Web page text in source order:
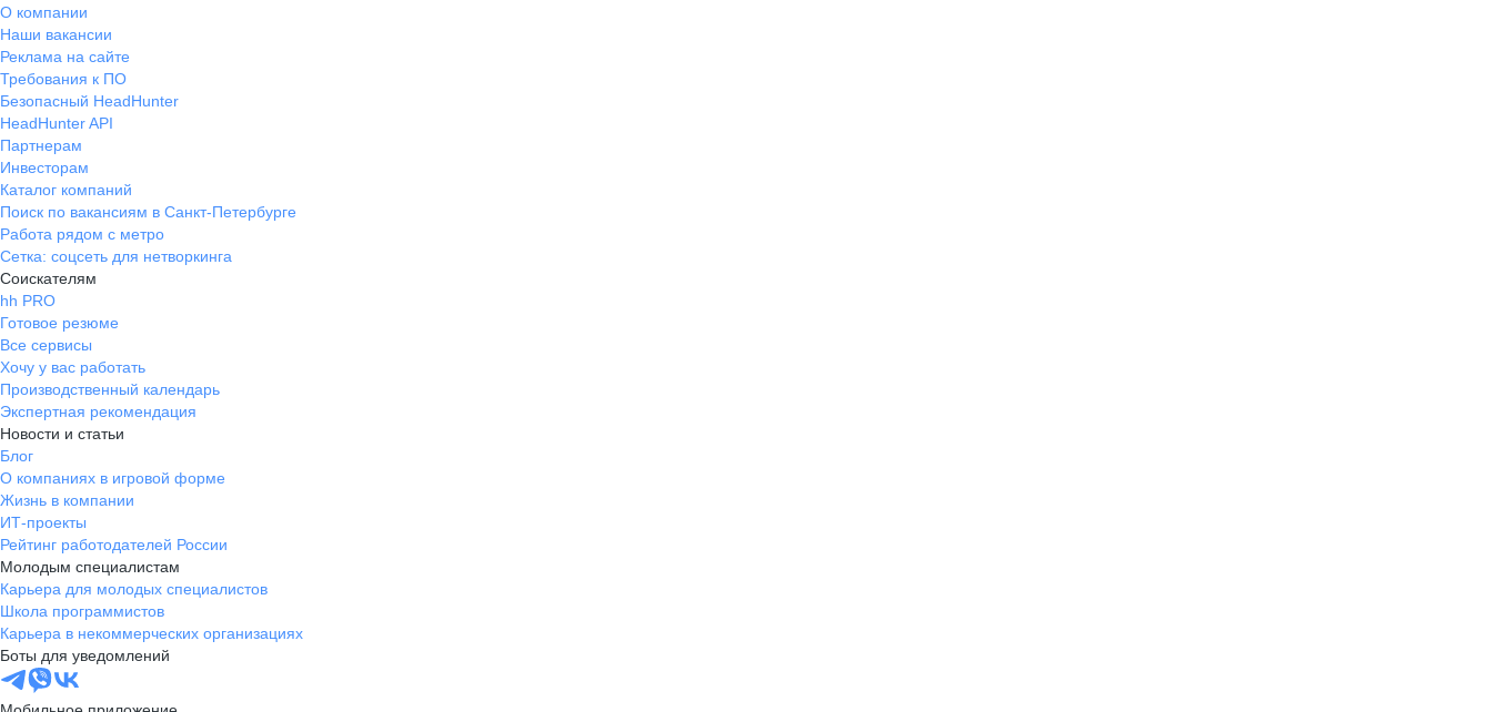
О компании
Наши вакансии
Реклама на сайте
Требования к ПО
Безопасный HeadHunter
HeadHunter API
Партнерам
Инвесторам
Каталог компаний
Поиск по вакансиям в Санкт-Петербурге
Работа рядом с метро
Сетка: соцсеть для нетворкинга
Соискателям
hh PRO
Готовое резюме
Все сервисы
Хочу у вас работать
Производственный календарь
Экспертная рекомендация
Новости и статьи
Блог
О компаниях в игровой форме
Жизнь в компании
ИТ-проекты
Рейтинг работодателей России
Молодым специалистам
Карьера для молодых специалистов
Школа программистов
Карьера в некоммерческих организациях
Боты для уведомлений